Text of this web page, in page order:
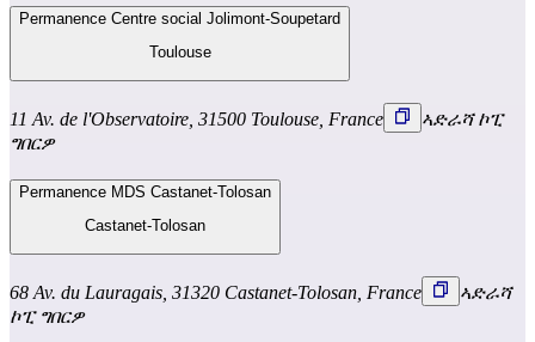
Permanence Centre social Jolimont-Soupetard
Toulouse
11 Av. de l'Observatoire, 31500 Toulouse, France
ኣድራሻ ኮፒ
ግበርዎ
Permanence MDS Castanet-Tolosan
Castanet-Tolosan
68 Av. du Lauragais, 31320 Castanet-Tolosan, France
ኣድራሻ
ኮፒ ግበርዎ